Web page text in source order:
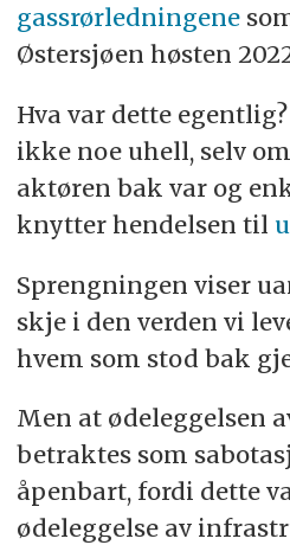
gassrørledningene
Østersjøen høsten
Hva var dette
ikke noe uhell, selv
aktøren bak var og
knytter hendelsen til
Sprengningen viser
skje i den verden vi
hvem som stod bak
Men at ødeleggelsen
betraktes som
åpenbart, fordi dette
ødeleggelse av